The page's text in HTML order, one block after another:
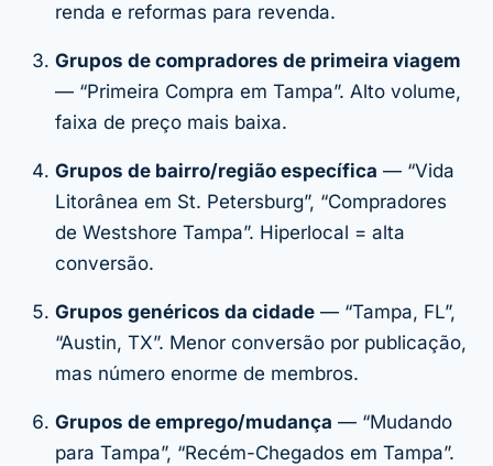
renda e reformas para revenda.
Grupos de compradores de primeira viagem
— “Primeira Compra em Tampa”. Alto volume,
faixa de preço mais baixa.
Grupos de bairro/região específica — “Vida
Litorânea em St. Petersburg”, “Compradores
de Westshore Tampa”. Hiperlocal = alta
conversão.
Grupos genéricos da cidade — “Tampa, FL”,
“Austin, TX”. Menor conversão por publicação,
mas número enorme de membros.
Grupos de emprego/mudança — “Mudando
para Tampa”, “Recém-Chegados em Tampa”.